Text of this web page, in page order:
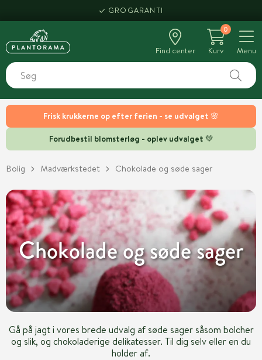
Frisk krukkerne op efter ferien - se udvalget 🌸
Forudbestil blomsterløg - oplev udvalget 💚
HENT SAMME DAG
Find center
0
Kurv
Menu
Bolig Madværkstedet Chokolade og søde sager
Chokolade og søde sager
Gå på jagt i vores brede udvalg af søde sager såsom bolcher
og slik, og chokoladerige delikatesser. Til dig selv eller en du
holder af.